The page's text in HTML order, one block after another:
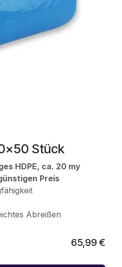
Stück
HDPE, ca. 20 my
Preis
Abreißen
65,99€